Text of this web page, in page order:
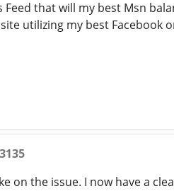
that will my best Msn
utilizing my best Facebook
on the issue. I now have a